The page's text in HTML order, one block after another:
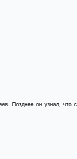
Позднее он узнал, что